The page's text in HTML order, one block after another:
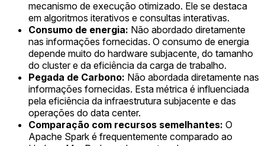
mecanismo de execução otimizado. Ele se destaca
em algoritmos iterativos e consultas interativas.
Consumo de energia: Não abordado diretamente
nas informações fornecidas. O consumo de energia
depende muito do hardware subjacente, do tamanho
do cluster e da eficiência da carga de trabalho.
Pegada de Carbono: Não abordada diretamente nas
informações fornecidas. Esta métrica é influenciada
pela eficiência da infraestrutura subjacente e das
operações do data center.
Comparação com recursos semelhantes: O
Apache Spark é frequentemente comparado ao